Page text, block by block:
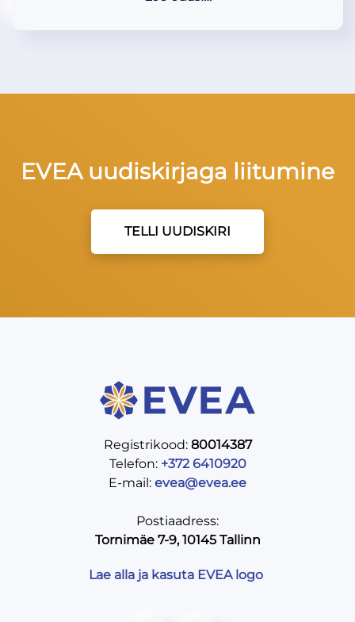
EVEA uudiskirjaga liitumine
TELLI UUDISKIRI
Registrikood: 80014387
Telefon: +372 6410920
E-mail: evea@evea.ee
Postiaadress:
Tornimäe 7-9, 10145 Tallinn
Lae alla ja kasuta EVEA logo